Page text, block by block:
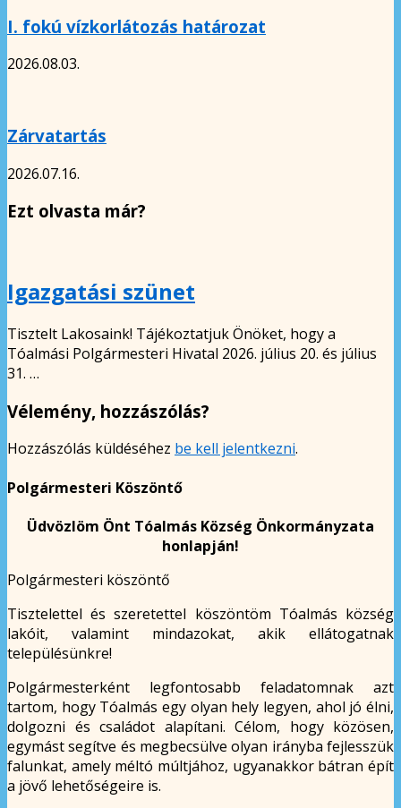
I. fokú vízkorlátozás határozat
2026.08.03.
Zárvatartás
2026.07.16.
Ezt olvasta már?
Igazgatási szünet
Tisztelt Lakosaink! Tájékoztatjuk Önöket, hogy a
Tóalmási Polgármesteri Hivatal 2026. július 20. és július
31. …
Vélemény, hozzászólás?
Hozzászólás küldéséhez be kell jelentkezni.
Polgármesteri Köszöntő
Üdvözlöm Önt Tóalmás Község Önkormányzata
honlapján!
Polgármesteri köszöntő
Tisztelettel és szeretettel köszöntöm Tóalmás község
lakóit, valamint mindazokat, akik ellátogatnak
településünkre!
Polgármesterként legfontosabb feladatomnak azt
tartom, hogy Tóalmás egy olyan hely legyen, ahol jó élni,
dolgozni és családot alapítani. Célom, hogy közösen,
egymást segítve és megbecsülve olyan irányba fejlesszük
falunkat, amely méltó múltjához, ugyanakkor bátran épít
a jövő lehetőségeire is.